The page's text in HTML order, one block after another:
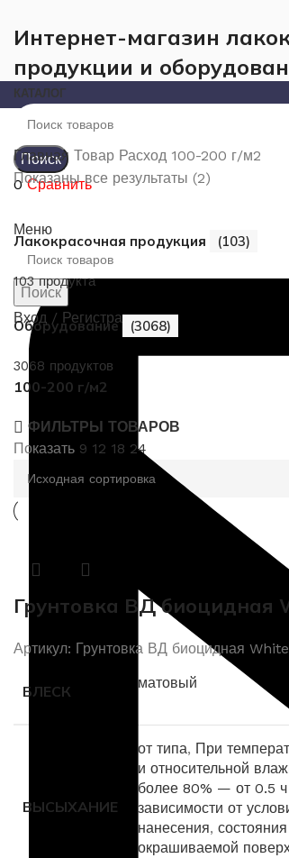
Интернет-магазин
продукции и
КАТАЛОГ
Поиск
0 Сравнить
Меню
Поиск
Вход / Регистрация
Главная Товар Расход 100-200 г/м2
Показаны все результаты (2)
Лакокрасочная продукция (103)
103 продукта
Оборудование (3068)
3068 продуктов
100-200 г/м2
ФИЛЬТРЫ ТОВАРОВ
Показать 9 12 18 24
Грунтовка ВД биоцидная
Артикул: Грунтовка ВД биоцидная
БЛЕСК матовый
ВЫСЫХАНИЕ
от типа, При
и относительной
более 80% — от 0.5
зависимости от
нанесения,
окрашиваемой